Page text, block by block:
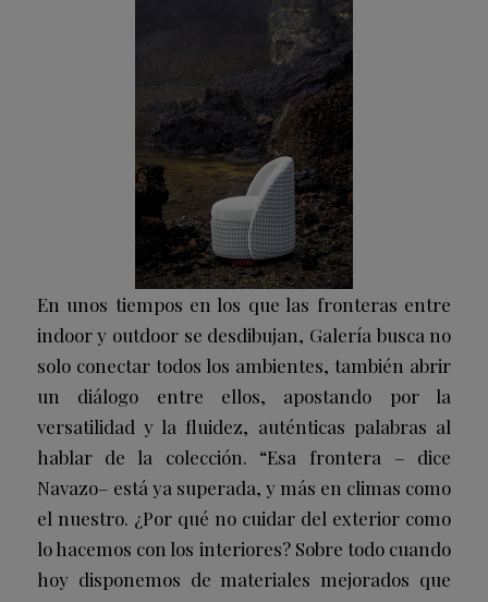
En unos tiempos en los que las fronteras entre
indoor y outdoor se desdibujan, Galería busca no
solo conectar todos los ambientes, también abrir
un diálogo entre ellos, apostando por la
versatilidad y la fluidez, auténticas palabras al
hablar de la colección. “Esa frontera – dice
Navazo– está ya superada, y más en climas como
el nuestro. ¿Por qué no cuidar del exterior como
lo hacemos con los interiores? Sobre todo cuando
hoy disponemos de materiales mejorados que